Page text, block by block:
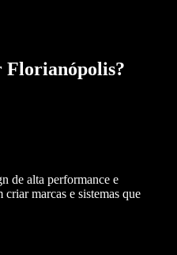
Florianópolis?
de alta performance e
marcas e sistemas que